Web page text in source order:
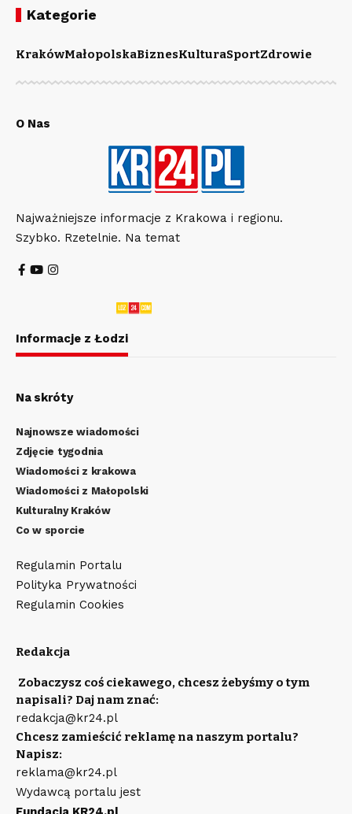
Kategorie
KrakówMałopolskaBiznesKulturaSportZdrowie
O Nas
Najważniejsze informacje z Krakowa i regionu.
Szybko. Rzetelnie. Na temat
Informacje z Łodzi
Na skróty
Najnowsze wiadomości
Zdjęcie tygodnia
Wiadomości z krakowa
Wiadomości z Małopolski
Kulturalny Kraków
Co w sporcie
Regulamin Portalu
Polityka Prywatności
Regulamin Cookies
Redakcja
Zobaczysz coś ciekawego, chcesz żebyśmy o tym
napisali? Daj nam znać:
redakcja@kr24.pl
Chcesz zamieścić reklamę na naszym portalu?
Napisz:
reklama@kr24.pl
Wydawcą portalu jest